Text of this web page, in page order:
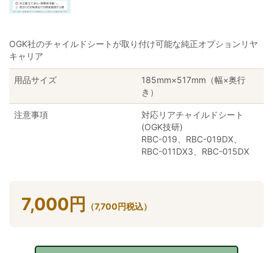
OGK社のチャイルドシートが取り付け可能な純正オプションリヤ
キャリア
用品サイズ
185mm×517mm（幅×奥行
き）
注意事項
対応リアチャイルドシート
(OGK技研)
RBC-019、RBC-019DX、
RBC-011DX3、RBC-015DX
7,000 円 （7,700円税込）